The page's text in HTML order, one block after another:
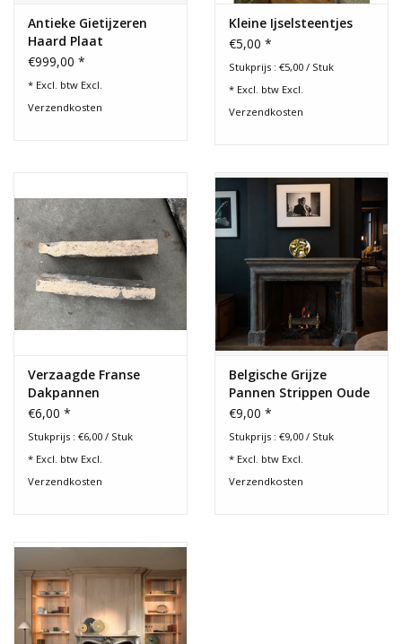
Antieke Gietijzeren
Haard Plaat
€999,00 *
* Excl. btw Excl.
Verzendkosten
Kleine Ijselsteentjes
€5,00 *
Stukprijs : €5,00 / Stuk
* Excl. btw Excl.
Verzendkosten
Verzaagde Franse
Dakpannen
€6,00 *
Stukprijs : €6,00 / Stuk
* Excl. btw Excl.
Verzendkosten
Belgische Grijze
Pannen Strippen Oude
Kanten
€9,00 *
Stukprijs : €9,00 / Stuk
* Excl. btw Excl.
Verzendkosten